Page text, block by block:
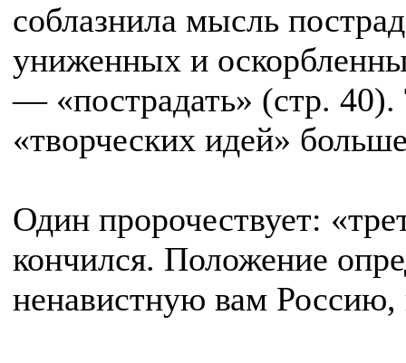
соблазнила мысль
униженных и
— «пострадать» (стр. 40).
«творческих идей»
Один пророчествует:
кончился. Положение
ненавистную вам Россию,